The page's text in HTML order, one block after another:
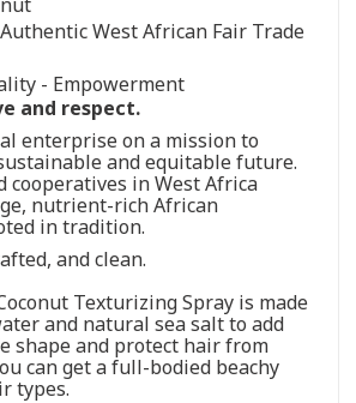
West African Fair Trade
- Empowerment
and respect.
enterprise on a mission to
and equitable future.
cooperatives in West Africa
nutrient-rich African
in tradition.
and clean.
Texturizing Spray is made
and natural sea salt to add
shape and protect hair from
can get a full-bodied beachy
types.